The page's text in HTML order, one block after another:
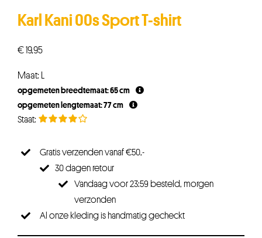
Karl Kani 00s Sport T-shirt
€19,95
Maat: L
opgemeten breedtemaat: 65 cm
opgemeten lengtemaat: 77 cm
Gratis verzenden vanaf €50,-
30 dagen retour
Vandaag voor 23:59 besteld, morgen
verzonden
Al onze kleding is handmatig gecheckt